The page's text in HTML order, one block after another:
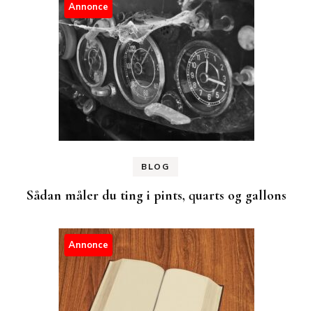
Annonce
BLOG
Sådan måler du ting i pints, quarts og gallons
Annonce